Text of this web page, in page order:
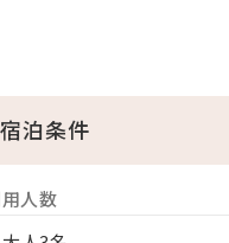
レストラン「天」のディナ
宿泊条件
人数